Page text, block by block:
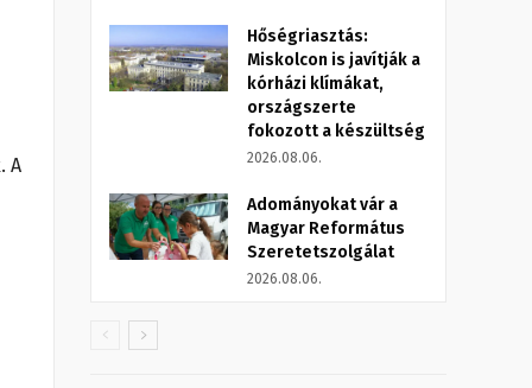
A
Hőségriasztás:
Miskolcon is javítják a
kórházi klímákat,
országszerte
fokozott a készültség
2026.08.06.
Adományokat vár a
Magyar Református
Szeretetszolgálat
2026.08.06.